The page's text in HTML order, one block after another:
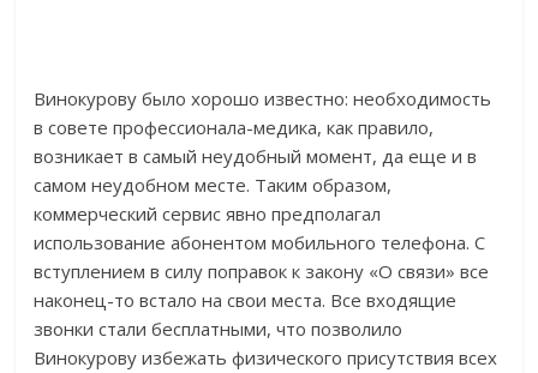
Винокурову было хорошо известно: необходимость
в совете профессионала-медика, как правило,
возникает в самый неудобный момент, да еще и в
самом неудобном месте. Таким образом,
коммерческий сервис явно предполагал
использование абонентом мобильного телефона. С
вступлением в силу поправок к закону «О связи» все
наконец-то встало на свои места. Все входящие
звонки стали бесплатными, что позволило
Винокурову избежать физического присутствия всех